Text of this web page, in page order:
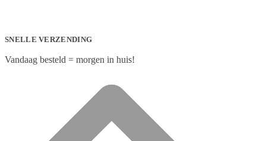
SNELLE VERZENDING
Vandaag besteld = morgen in huis!